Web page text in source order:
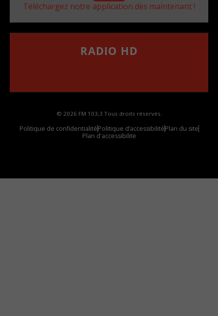
Téléchargez notre application dès maintenant !
RADIO HD
© 2026 FM 103,3 Tous droits réservés.
Politique de confidentialitéPolitique d’accessibilitéPlan du site
Plan d'accessibilite